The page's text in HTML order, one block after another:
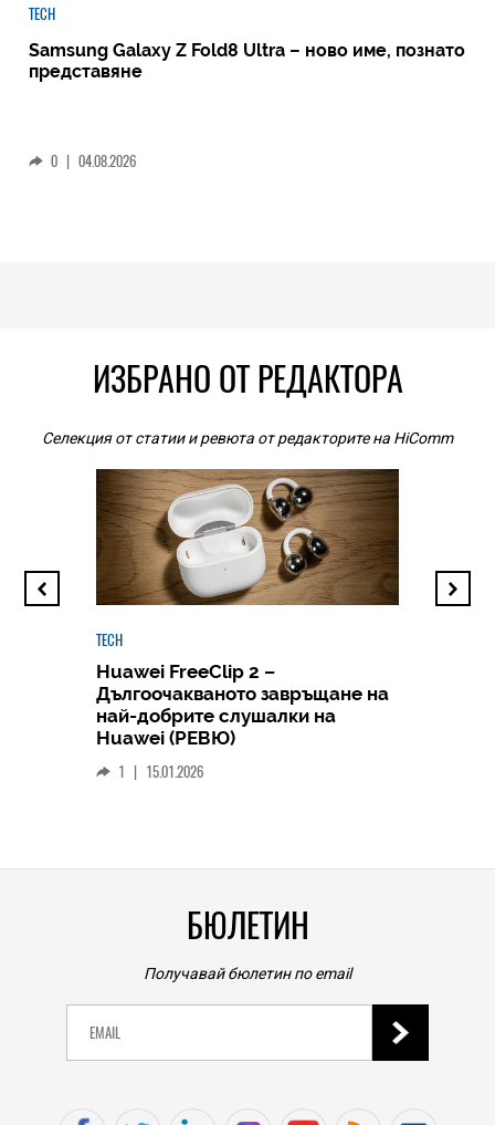
TECH
Samsung Galaxy Z Fold8 Ultra – ново име, познато
представяне
0 | 04.08.2026
ИЗБРАНО ОТ РЕДАКТОРА
Селекция от статии и ревюта от редакторите на HiComm
TECH
Huawei FreeClip 2 –
Дългоочакваното завръщане на
най-добрите слушалки на
Huawei (РЕВЮ)
1 | 15.01.2026
БЮЛЕТИН
Получавай бюлетин по email